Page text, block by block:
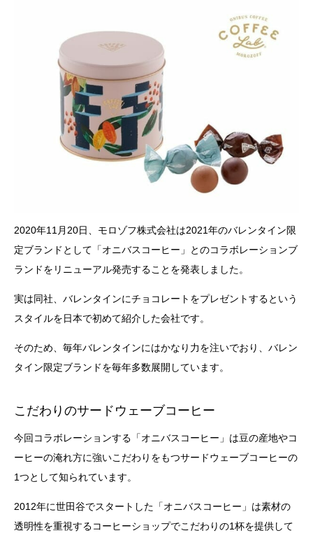
2020年11月20日、モロゾフ株式会社は2021年のバレンタイン限
定ブランドとして「オニバスコーヒー」とのコラボレーションブ
ランドをリニューアル発売することを発表しました。
実は同社、バレンタインにチョコレートをプレゼントするという
スタイルを日本で初めて紹介した会社です。
そのため、毎年バレンタインにはかなり力を注いでおり、バレン
タイン限定ブランドを毎年多数展開しています。
こだわりのサードウェーブコーヒー
今回コラボレーションする「オニバスコーヒー」は豆の産地やコ
ーヒーの淹れ方に強いこだわりをもつサードウェーブコーヒーの
1つとして知られています。
2012年に世田谷でスタートした「オニバスコーヒー」は素材の
透明性を重視するコーヒーショップでこだわりの1杯を提供して